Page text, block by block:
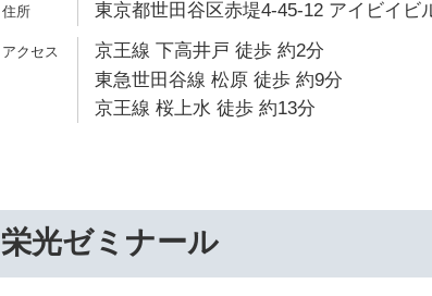
東京都世田谷区赤堤4-45-12 アイビイビ
京王線 下高井戸 徒歩 約2分
東急世田谷線 松原 徒歩 約9分
京王線 桜上水 徒歩 約13分
栄光ゼミナール